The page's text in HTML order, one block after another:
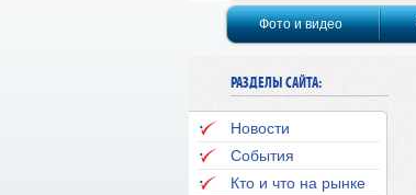
РАЗДЕЛЫ САЙТА:
Новости
События
Кто и что на рынке
Фото и видео